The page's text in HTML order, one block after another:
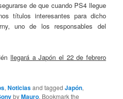
de que cuando PS4 llegue
títulos interesantes para dicho
uno de los responsables del
llegará a Japón el 22 de febrero
,Noticiasand taggedJapón,
byMauro. Bookmark the